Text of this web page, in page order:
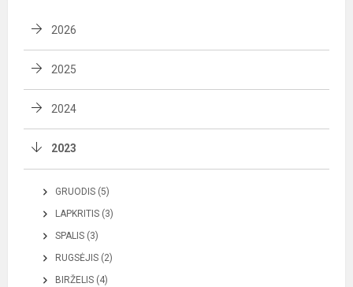
2026
2025
2024
2023
GRUODIS (5)
LAPKRITIS (3)
SPALIS (3)
RUGSĖJIS (2)
BIRŽELIS (4)